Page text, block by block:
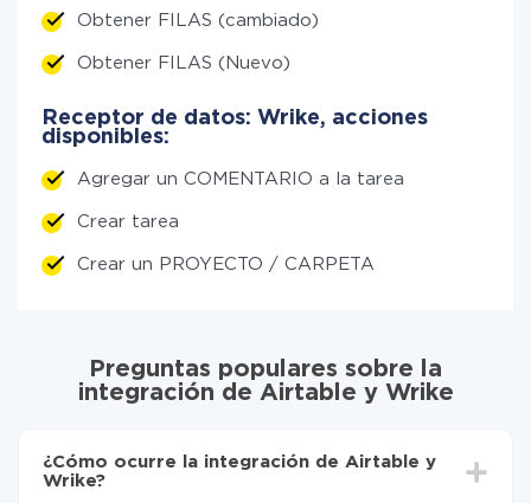
Obtener FILAS (cambiado)
Obtener FILAS (Nuevo)
Receptor de datos: Wrike, acciones
disponibles:
Agregar un COMENTARIO a la tarea
Crear tarea
Crear un PROYECTO / CARPETA
Preguntas populares sobre la
integración de Airtable y Wrike
¿Cómo ocurre la integración de Airtable y
Wrike?